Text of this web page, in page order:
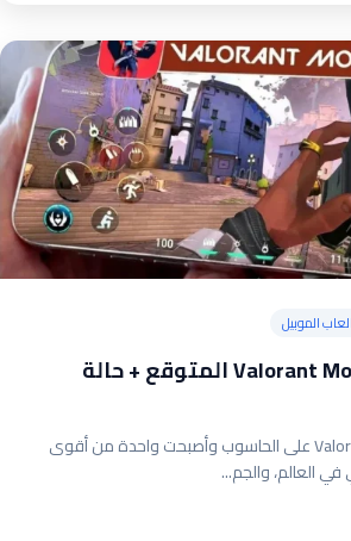
الموبيل
موعد إصدار Valorant Mobile المتوقع + حالة
منذ أن انفجرت لعبة Valorant على الحاسوب وأصبحت واحدة من أقوى
العالم، والجم...